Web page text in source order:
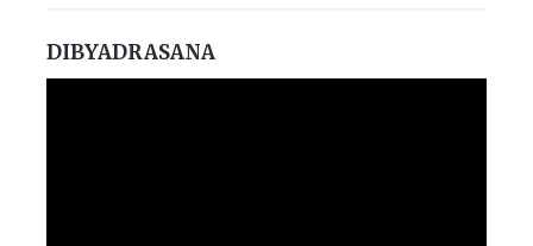
DIBYADRASANA